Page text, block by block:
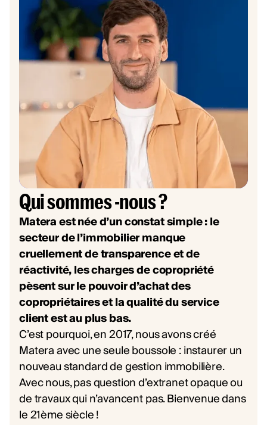
Qui sommes -nous ?
Matera est née d’un constat simple : le
secteur de l’immobilier manque
cruellement de transparence et de
réactivité, les charges de copropriété
pèsent sur le pouvoir d’achat des
copropriétaires et la qualité du service
client est au plus bas.
C’est pourquoi, en 2017, nous avons créé
Matera avec une seule boussole : instaurer un
nouveau standard de gestion immobilière.
Avec nous, pas question d’extranet opaque ou
de travaux qui n’avancent pas. Bienvenue dans
le 21ème siècle !